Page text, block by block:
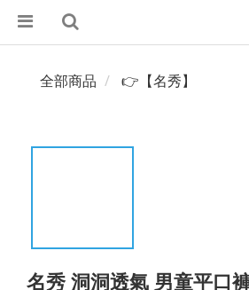
全部商品 👉【名秀】
名秀 洞洞透氣 男童平口